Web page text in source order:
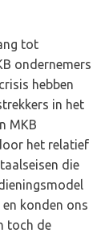
tot
ondernemers
hebben
in het
MKB
het relatief
die
konden ons
toch de